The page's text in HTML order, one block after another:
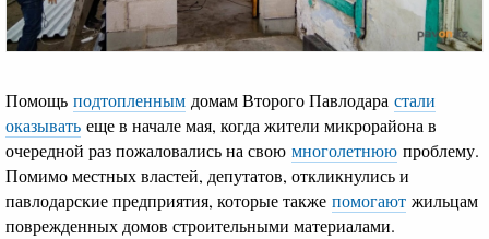
Помощь подтопленным домам Второго Павлодара стали
оказывать еще в начале мая, когда жители микрорайона в
очередной раз пожаловались на свою многолетнюю проблему.
Помимо местных властей, депутатов, откликнулись и
павлодарские предприятия, которые также помогают жильцам
поврежденных домов строительными материалами.